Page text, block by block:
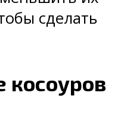
сделать
косоуров